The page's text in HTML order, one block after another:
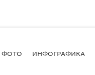
ФОТО ИНФОГРАФИКА